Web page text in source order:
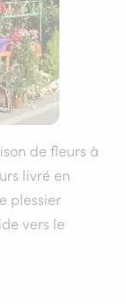
de fleurs à
livré en
plessier
vers le